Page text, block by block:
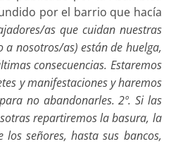
por el barrio que hacía
as que cuidan nuestras
a nosotros/as) estánde huelga,
consecuencias. Estaremos
y manifestaciones y haremos
no abandonarles. 2º. Si las
repartiremos la basura, la
los señores, hasta sus bancos,